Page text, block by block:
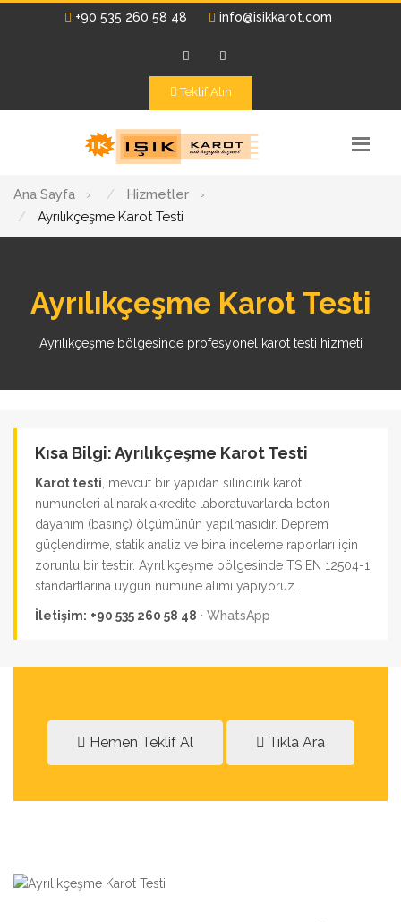
+90 535 260 58 48 info@isikkarot.com
Teklif Alın
Ana Sayfa › Hizmetler
›
Ayrılıkçeşme Karot Testi
Ayrılıkçeşme Karot Testi
Ayrılıkçeşme bölgesinde profesyonel karot testi hizmeti
Kısa Bilgi: Ayrılıkçeşme Karot Testi
Karot testi , mevcut bir yapıdan silindirik karot
numuneleri alınarak akredite laboratuvarlarda beton
dayanım (basınç) ölçümünün yapılmasıdır. Deprem
güçlendirme, statik analiz ve bina inceleme raporları için
zorunlu bir testtir. Ayrılıkçeşme bölgesinde TS EN 12504-1
standartlarına uygun numune alımı yapıyoruz.
İletişim: +90 535 260 58 48 · WhatsApp
Hemen Teklif Al Tıkla Ara